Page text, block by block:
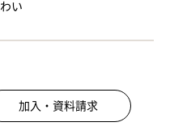
い
加入・資料請求